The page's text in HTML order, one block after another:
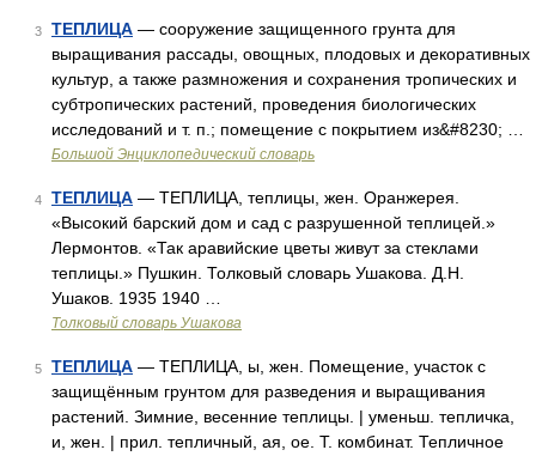
3 ТЕПЛИЦА — сооружение защищенного грунта для
выращивания рассады, овощных, плодовых и декоративных
культур, а также размножения и сохранения тропических и
субтропических растений, проведения биологических
исследований и т. п.; помещение с покрытием из&#8230; …
Большой Энциклопедический словарь
4 ТЕПЛИЦА — ТЕПЛИЦА, теплицы, жен. Оранжерея.
«Высокий барский дом и сад с разрушенной теплицей.»
Лермонтов. «Так аравийские цветы живут за стеклами
теплицы.» Пушкин. Толковый словарь Ушакова. Д.Н.
Ушаков. 1935 1940 …
Толковый словарь Ушакова
5 ТЕПЛИЦА — ТЕПЛИЦА, ы, жен. Помещение, участок с
защищённым грунтом для разведения и выращивания
растений. Зимние, весенние теплицы. | уменьш. тепличка,
и, жен. | прил. тепличный, ая, ое. Т. комбинат. Тепличное